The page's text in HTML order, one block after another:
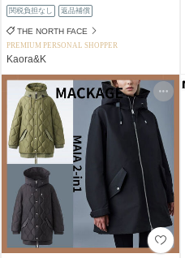
関税負担なし 返品補償
THE NORTH FACE
PREMIUM PERSONAL SHOPPER
Kaora&K